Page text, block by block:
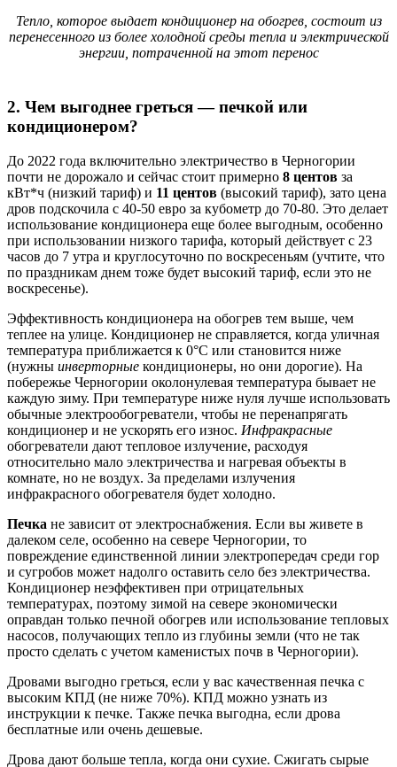
Тепло, которое выдает кондиционер на обогрев, состоит из
перенесенного из более холодной среды тепла и электрической
энергии, потраченной на этот перенос
2. Чем выгоднее греться — печкой или
кондиционером?
До 2022 года включительно электричество в Черногории
почти не дорожало и сейчас стоит примерно 8 центов за
кВт*ч (низкий тариф) и 11 центов (высокий тариф), зато цена
дров подскочила с 40-50 евро за кубометр до 70-80. Это делает
использование кондиционера еще более выгодным, особенно
при использовании низкого тарифа, который действует с 23
часов до 7 утра и круглосуточно по воскресеньям (учтите, что
по праздникам днем тоже будет высокий тариф, если это не
воскресенье).
Эффективность кондиционера на обогрев тем выше, чем
теплее на улице. Кондиционер не справляется, когда уличная
температура приближается к 0°C или становится ниже
(нужны инверторные кондиционеры, но они дорогие). На
побережье Черногории околонулевая температура бывает не
каждую зиму. При температуре ниже нуля лучше использовать
обычные электрообогреватели, чтобы не перенапрягать
кондиционер и не ускорять его износ. Инфракрасные
обогреватели дают тепловое излучение, расходуя
относительно мало электричества и нагревая объекты в
комнате, но не воздух. За пределами излучения
инфракрасного обогревателя будет холодно.
Печка не зависит от электроснабжения. Если вы живете в
далеком селе, особенно на севере Черногории, то
повреждение единственной линии электропередач среди гор
и сугробов может надолго оставить село без электричества.
Кондиционер неэффективен при отрицательных
температурах, поэтому зимой на севере экономически
оправдан только печной обогрев или использование тепловых
насосов, получающих тепло из глубины земли (что не так
просто сделать с учетом каменистых почв в Черногории).
Дровами выгодно греться, если у вас качественная печка с
высоким КПД (не ниже 70%). КПД можно узнать из
инструкции к печке. Также печка выгодна, если дрова
бесплатные или очень дешевые.
Дрова дают больше тепла, когда они сухие. Сжигать сырые